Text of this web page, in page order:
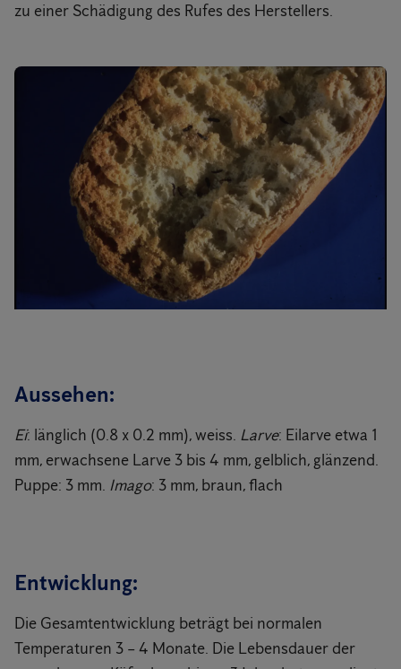
zu einer Schädigung des Rufes des Herstellers.
Aussehen:
Ei: länglich (0.8 x 0.2 mm), weiss. Larve: Eilarve etwa 1
mm, erwachsene Larve 3 bis 4 mm, gelblich, glänzend.
Puppe: 3 mm. Imago: 3 mm, braun, flach
Entwicklung:
Die Gesamtentwicklung beträgt bei normalen
Temperaturen 3 – 4 Monate. Die Lebensdauer der